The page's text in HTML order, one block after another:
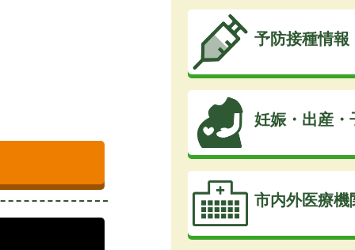
予防接種情報
妊娠・出産・
市内外医療機